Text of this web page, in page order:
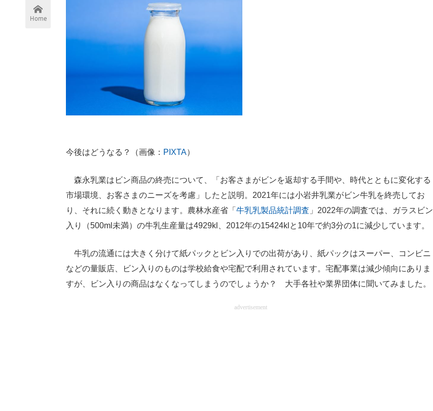
Home
今後はどうなる？（画像： PIXTA）
森永乳業はビン商品の終売について、「お客さまがビンを返却する手間や、時代とともに変化する
市場環境、お客さまのニーズを考慮」したと説明。2021年には小岩井乳業がビン牛乳を終売してお
り、それに続く動きとなります。農林水産省「 牛乳乳製品統計調査 」2022年の調査では、ガラスビン
入り（500ml未満）の牛乳生産量は4929kl、2012年の15424klと10年で約3分の1に減少しています。
牛乳の流通には大きく分けて紙パックとビン入りでの出荷があり、紙パックはスーパー、コンビニ
などの量販店、ビン入りのものは学校給食や宅配で利用されています。宅配事業は減少傾向にありま
すが、ビン入りの商品はなくなってしまうのでしょうか？ 大手各社や業界団体に聞いてみました。
advertisement